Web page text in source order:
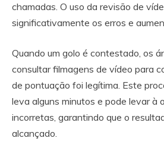
chamadas. O uso da revisão de
significativamente os erros e
Quando um golo é contestado, os
consultar filmagens de vídeo para
de pontuação foi legítima. Este
leva alguns minutos e pode levar à
incorretas, garantindo que o
alcançado.